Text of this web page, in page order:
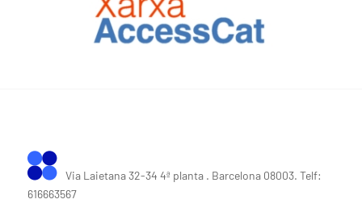
Via Laietana 32-34 4ª planta . Barcelona 08003. Telf:
616663567